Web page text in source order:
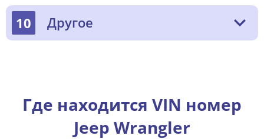
10 Другое
Где находится VIN номер
Jeep Wrangler